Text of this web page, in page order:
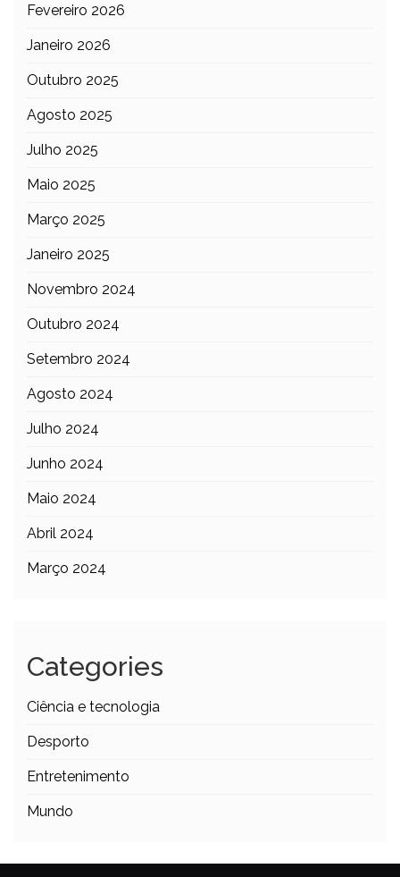
Fevereiro 2026
Janeiro 2026
Outubro 2025
Agosto 2025
Julho 2025
Maio 2025
Março 2025
Janeiro 2025
Novembro 2024
Outubro 2024
Setembro 2024
Agosto 2024
Julho 2024
Junho 2024
Maio 2024
Abril 2024
Março 2024
Categories
Ciência e tecnologia
Desporto
Entretenimento
Mundo